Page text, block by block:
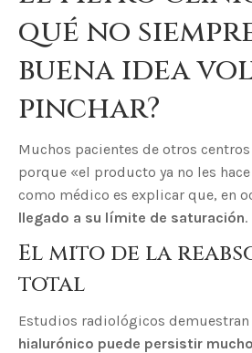
qué no
buena idea
pinchar?
Muchos pacientes de otros
porque «el producto ya no les
como médico es explicar que, en
llegado a su límite de saturación.
El mito de la
total
Estudios radiológicos
hialurónico puede persistir